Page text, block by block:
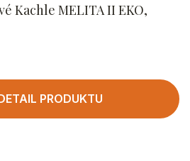
Kachle MELITA II EKO,
PRODUKTU